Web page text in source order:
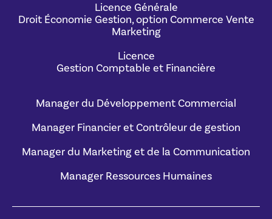
Licence Générale
Droit Économie Gestion, option Commerce Vente
Marketing
Licence
Gestion Comptable et Financière
Manager du Développement Commercial
Manager Financier et Contrôleur de gestion
Manager du Marketing et de la Communication
Manager Ressources Humaines